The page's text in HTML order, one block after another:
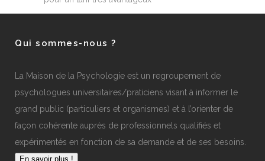
Qui sommes-nous ?
La Maison de la Psychologie est un regroupement de
psychologues universitaires/praticiens visant à informer le
grand public (particuliers et organismes) et à l’orienter de
façon cohérente auprès de professionnels qualifiés et
expérimentés en fonction de sa demande et de ses besoins.
En savoir plus !